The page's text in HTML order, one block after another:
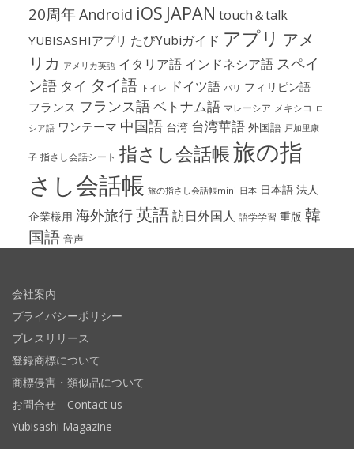
20周年Android iOS JAPAN touch＆talk
YUBISASHIアプリ たびYubiガイド アプリ アメ
リカ アメリカ英語 イタリア語 インドネシア語 スペイ
ン語 タイ タイ語 トイレ ドイツ語 パリ フィリピン語
フランス フランス語ベトナム語 マレーシア メキシコ ロ
シア語 ワンテーマ 中国語 台湾 台湾華語 外国語 戸加里康
子 指さし会話シート 指さし会話帳旅の指
さし会話帳 旅の指さし会話帳mini 日本 日本語 法人
企業様用 海外旅行英語訪日外国人 語学学習 重版 韓
国語 音声
会社案内
プライバシーポリシー
プレスリリース
登録商標について
商標侵害・類似品について
お問合せ Contact us
Yubisashi Magazine